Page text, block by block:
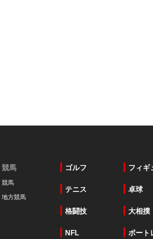
競馬
競馬
地方競馬
ゴルフ フィギ
テニス 卓球
格闘技 大相撲
NFL ボート